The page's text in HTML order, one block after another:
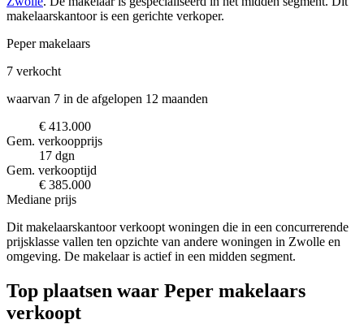
makelaarskantoor is een gerichte verkoper.
Peper makelaars
7 verkocht
waarvan 7 in de afgelopen 12 maanden
€ 413.000
Gem. verkoopprijs
17 dgn
Gem. verkooptijd
€ 385.000
Mediane prijs
Dit makelaarskantoor verkoopt woningen die in een concurrerende
prijsklasse vallen ten opzichte van andere woningen in Zwolle en
omgeving. De makelaar is actief in een midden segment.
Top plaatsen waar Peper makelaars
verkoopt